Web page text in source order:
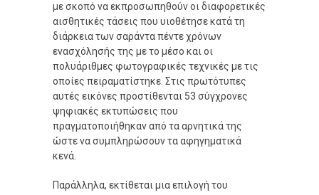
με σκοπό να εκπροσωπηθούν οι διαφορετικές
αισθητικές τάσεις που υιοθέτησε κατά τη
διάρκεια των σαράντα πέντε χρόνων
ενασχόλησής της με το μέσο και οι
πολυάριθμες φωτογραφικές τεχνικές με τις
οποίες πειραματίστηκε. Στις πρωτότυπες
αυτές εικόνες προστίθενται 53 σύγχρονες
ψηφιακές εκτυπώσεις που
πραγματοποιήθηκαν από τα αρνητικά της
ώστε να συμπληρώσουν τα αφηγηματικά
κενά.
Παράλληλα, εκτίθεται μια επιλογή του